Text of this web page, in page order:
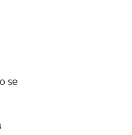
se